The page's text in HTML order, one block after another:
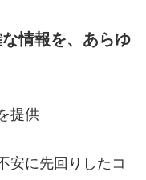
情報を、あらゆ
提供
安に先回りしたコ